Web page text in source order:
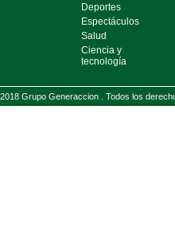
Deportes
Espectáculos
Salud
Ciencia y
tecnología
2018 Grupo Generaccion . Todos los